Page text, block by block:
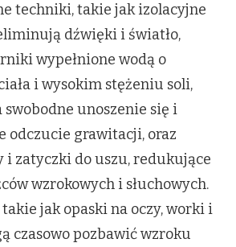
techniki, takie jak izolacyjne
dźwięki i światło,
wypełnione wodą o
i wysokim stężeniu soli,
swobodne unoszenie się i
odczucie grawitacji, oraz
i zatyczki do uszu, redukujące
wzrokowych i słuchowych.
jak opaski na oczy, worki i
czasowo pozbawić wzroku